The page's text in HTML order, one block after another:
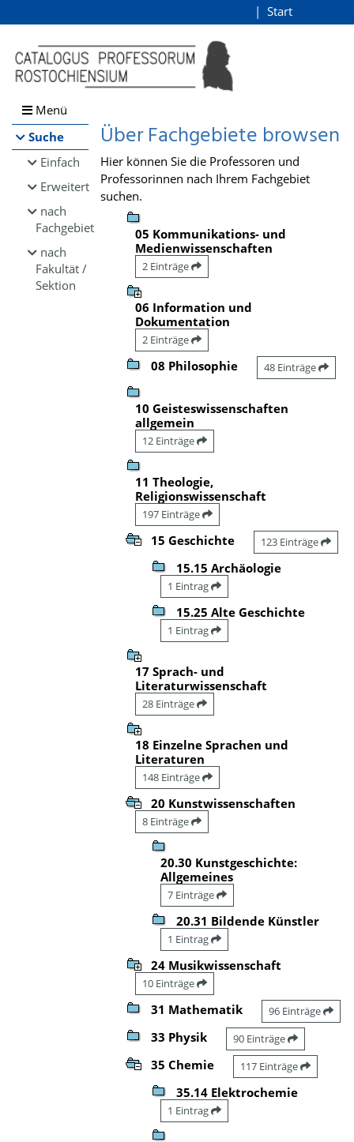
Browsen
direkt zum Inhalt
Start
Menü
Suche
Einfach
Erweitert
nach
Fachgebiet
nach
Fakultät /
Sektion
Über Fachgebiete browsen
Hier können Sie die Professoren und
Professorinnen nach Ihrem Fachgebiet
suchen.
05 Kommunikations- und
Medienwissenschaften
2 Einträge
06 Information und
Dokumentation
2 Einträge
08 Philosophie 48 Einträge
10 Geisteswissenschaften
allgemein
12 Einträge
11 Theologie,
Religionswissenschaft
197 Einträge
15 Geschichte 123 Einträge
15.15 Archäologie
1 Eintrag
15.25 Alte Geschichte
1 Eintrag
17 Sprach- und
Literaturwissenschaft
28 Einträge
18 Einzelne Sprachen und
Literaturen
148 Einträge
20 Kunstwissenschaften
8 Einträge
20.30 Kunstgeschichte:
Allgemeines
7 Einträge
20.31 Bildende Künstler
1 Eintrag
24 Musikwissenschaft
10 Einträge
31 Mathematik 96 Einträge
33 Physik 90 Einträge
35 Chemie 117 Einträge
35.14 Elektrochemie
1 Eintrag